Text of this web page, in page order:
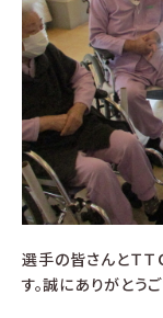
選手の皆さんとＴ
す。誠にありがとう